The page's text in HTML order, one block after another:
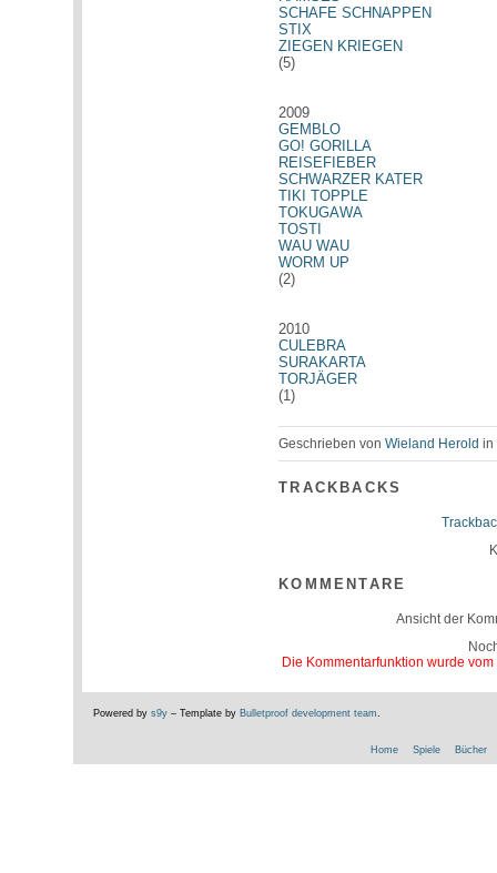
SCHAFE SCHNAPPEN
STIX
ZIEGEN KRIEGEN
(5)
2009
GEMBLO
GO! GORILLA
REISEFIEBER
SCHWARZER KATER
TIKI TOPPLE
TOKUGAWA
TOSTI
WAU WAU
WORM UP
(2)
2010
CULEBRA
SURAKARTA
TORJÄGER
(1)
Geschrieben vonWieland Herold in
TRACKBACKS
KOMMENTARE
Ansicht der
Die Kommentarfunktion wurde
Powered by s9y– Template by Bulletproof development team
Home Spiele Bücher